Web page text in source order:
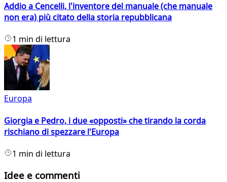
Addio a Cencelli, l'inventore del manuale (che manuale
non era) più citato della storia repubblicana
1 min di lettura
Europa
Giorgia e Pedro, i due «opposti» che tirando la corda
rischiano di spezzare l'Europa
1 min di lettura
Idee e commenti